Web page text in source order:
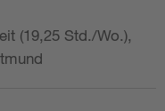
(19,25 Std./Wo.),